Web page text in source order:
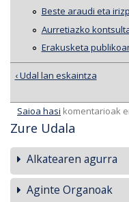
Beste araudi eta
Aurretiazko
Erakusketa
‹ Udal lan eskaintza
Saioa hasi komentarioak
Zure Udala
Alkatearen agurra
Aginte Organoak